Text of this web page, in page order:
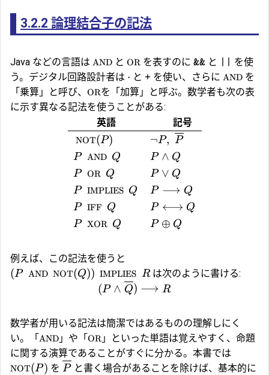
3.2.2 論理結合子の記法
Java などの言語は AND と OR を表すのに && と
を使
う。デジタル回路設計者は ⋅ と + を使い、さらに AND を
「乗算」と呼び、 ORを「加算」と呼ぶ。数学者も次の表
に示す異なる記法を使うことがある:
英語
(
NOT(P)
P AND Q
P
OR Q
P
IMPLIES Q
P
IFF Q
P
XOR Q
記号
¬P, (
P
P ∧ Q
P ∨ Q
P ⟶ Q
P ⟷ Q
P ⊕ Q
例えば、この記法を使うと
(P AND NOT(Q)) IMPLIES Rは次のように書ける:
(P ∧ (
Q) ⟶ R
数学者が用いる記法は簡潔ではあるものの理解しにく
い。「AND 」や「OR 」といった単語は覚えやすく、命題
に関する演算であることがすぐに分かる。本書では
NOT(P) を (
Pと書く場合があることを除けば、基本的に